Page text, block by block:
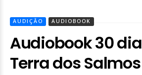
AUDIÇÃO AUDIOBOOK
Audiobook 30
Terra dos